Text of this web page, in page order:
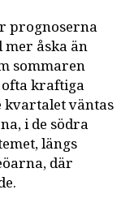
prognoserna
åska än
sommaren
kraftiga
kvartalet väntas
i de södra
längs
där